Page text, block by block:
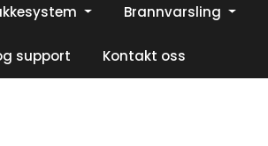
| Instagram | LinkedIn
Brannvarsling
support Kontakt oss